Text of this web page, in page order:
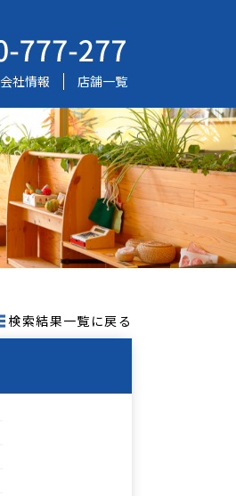
会社情報 店舗一覧
検索結果一覧に戻る